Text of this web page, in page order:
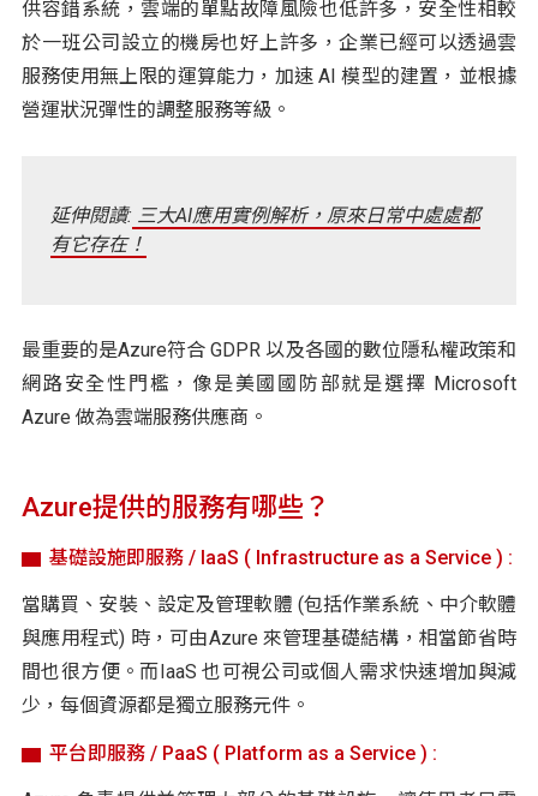
供容錯系統，雲端的單點故障風險也低許多，安全性相較
於一班公司設立的機房也好上許多，企業已經可以透過雲
服務使用無上限的運算能力，加速 AI 模型的建置，並根據
營運狀況彈性的調整服務等級。
延伸閱讀: 三大AI應用實例解析，原來日常中處處都
有它存在！
最重要的是Azure符合 GDPR 以及各國的數位隱私權政策和
網路安全性門檻，像是美國國防部就是選擇 Microsoft
Azure 做為雲端服務供應商。
Azure提供的服務有哪些？
基礎設施即服務 / IaaS ( Infrastructure as a Service ) :
當購買、安裝、設定及管理軟體 (包括作業系統、中介軟體
與應用程式) 時，可由Azure 來管理基礎結構，相當節省時
間也很方便。而IaaS 也可視公司或個人需求快速增加與減
少，每個資源都是獨立服務元件。
平台即服務 / PaaS ( Platform as a Service ) :